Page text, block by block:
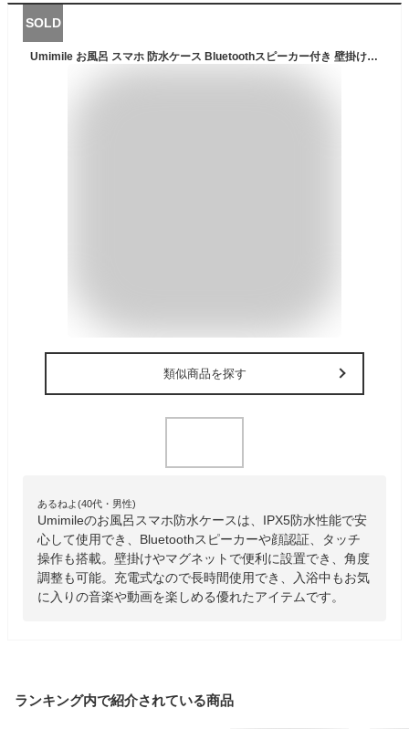
SOLD
Umimile お風呂 スマホ 防水ケース Bluetoothスピーカー付き 壁掛け＆マグネット 充電式 タッチ 顔認証 IPX5防水 角度調整
類似商品を探す
あるねよ(40代・男性)
Umimileのお風呂スマホ防水ケースは、IPX5防水性能で安
心して使用でき、Bluetoothスピーカーや顔認証、タッチ
操作も搭載。壁掛けやマグネットで便利に設置でき、角度
調整も可能。充電式なので長時間使用でき、入浴中もお気
に入りの音楽や動画を楽しめる優れたアイテムです。
ランキング内で紹介されている商品